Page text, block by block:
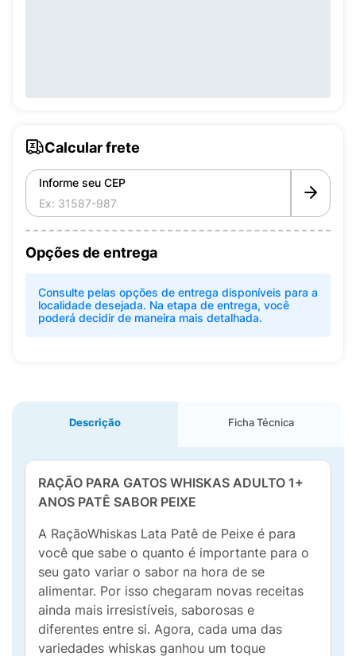
Calcular frete
Informe seu CEP
Opções de entrega
Consulte pelas opções de entrega disponíveis para a
localidade desejada. Na etapa de entrega, você
poderá decidir de maneira mais detalhada.
Descrição Ficha Técnica
RAÇÃO PARA GATOS WHISKAS ADULTO 1+
ANOS PATÊ SABOR PEIXE
A RaçãoWhiskas Lata Patê de Peixe é para
você que sabe o quanto é importante para o
seu gato variar o sabor na hora de se
alimentar. Por isso chegaram novas receitas
ainda mais irresistíveis, saborosas e
diferentes entre si. Agora, cada uma das
variedades whiskas ganhou um toque